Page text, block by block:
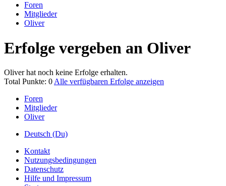
Foren
Mitglieder
Oliver
Erfolge vergeben an Oliver
Oliver hat noch keine Erfolge erhalten.
Total Punkte: 0 Alle verfügbaren Erfolge anzeigen
Foren
Mitglieder
Oliver
Deutsch (Du)
Kontakt
Nutzungsbedingungen
Datenschutz
Hilfe und Impressum